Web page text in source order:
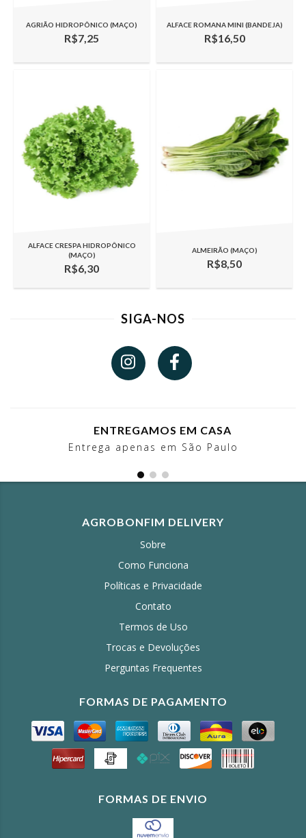
AGRIÃO HIDROPÔNICO (MAÇO)
R$7,25
ALFACE ROMANA MINI (BANDEJA)
R$16,50
ALFACE CRESPA HIDROPÔNICO
(MAÇO)
R$6,30
ALMEIRÃO (MAÇO)
R$8,50
SIGA-NOS
ENTREGAMOS EM CASA
Entrega apenas em São Paulo
AGROBONFIM DELIVERY
Sobre
Como Funciona
Políticas e Privacidade
Contato
Termos de Uso
Trocas e Devoluções
Perguntas Frequentes
FORMAS DE PAGAMENTO
FORMAS DE ENVIO